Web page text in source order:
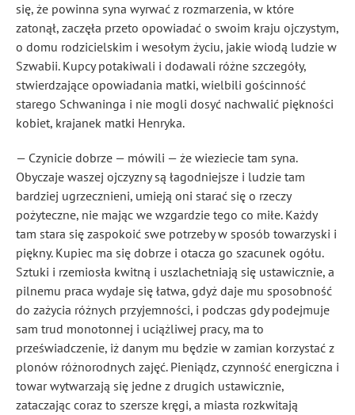
się, że powinna syna wyrwać z rozmarzenia, w które
zatonął, zaczęła przeto opowiadać o swoim kraju ojczystym,
o domu rodzicielskim i wesołym życiu, jakie wiodą ludzie w
Szwabii. Kupcy potakiwali i dodawali różne szczegóły,
stwierdzające opowiadania matki, wielbili gościnność
starego Schwaninga i nie mogli dosyć nachwalić piękności
kobiet, krajanek matki Henryka.
— Czynicie dobrze — mówili — że wieziecie tam syna.
Obyczaje waszej ojczyzny są łagodniejsze i ludzie tam
bardziej ugrzecznieni, umieją oni starać się o rzeczy
pożyteczne, nie mając we wzgardzie tego co miłe. Każdy
tam stara się zaspokoić swe potrzeby w sposób towarzyski i
piękny. Kupiec ma się dobrze i otacza go szacunek ogółu.
Sztuki i rzemiosła kwitną i uszlachetniają się ustawicznie, a
pilnemu praca wydaje się łatwa, gdyż daje mu sposobność
do zażycia różnych przyjemności, i podczas gdy podejmuje
sam trud monotonnej i uciążliwej pracy, ma to
przeświadczenie, iż danym mu będzie w zamian korzystać z
plonów różnorodnych zajęć. Pieniądz, czynność energiczna i
towar wytwarzają się jedne z drugich ustawicznie,
zataczając coraz to szersze kręgi, a miasta rozkwitają